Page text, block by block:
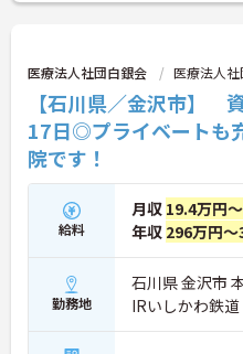
医療法人社団白銀会 医療法人
【石川県／金沢市】
17日◎プライベートも
院です！
給料
月収 19.4万円
年収 296万円
勤務地
石川県 金沢市
IRいしかわ鉄